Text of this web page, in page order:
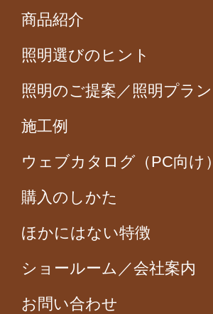
商品紹介
照明選びのヒント
照明のご提案／照明プラン
施工例
ウェブカタログ（PC向け）
購入のしかた
ほかにはない特徴
ショールーム／会社案内
お問い合わせ